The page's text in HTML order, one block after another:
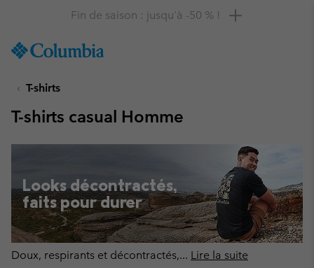
TO
SKIP
MAIN
SEARCH
Remise de 10 % à saisir
T-shirts
T-shirts casual Homme
Looks décontractés,
faits pour durer
Doux, respirants et décontractés,... Lire la suite